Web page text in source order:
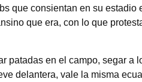
que consientan en su
que era, con lo que
patadas en el campo, segar a
delantera, vale la misma